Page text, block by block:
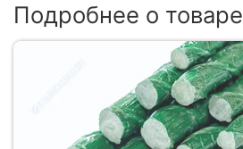
Подробнее о товаре